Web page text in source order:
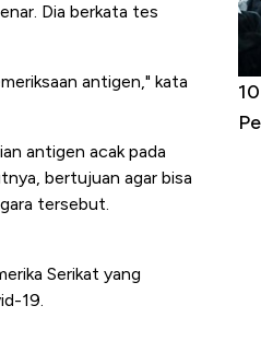
Dia berkata tes
antigen," kata
antigen acak pada
bertujuan agar bisa
tersebut.
Serikat yang
19.
Emiten Minyak RI,